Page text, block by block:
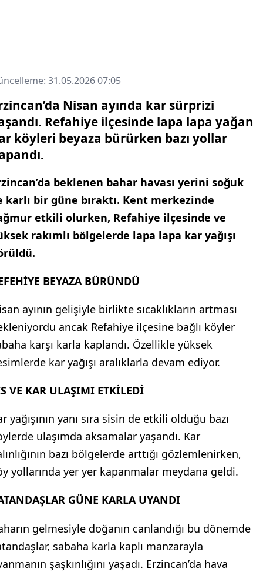
31.05.2026 07:05
Nisan ayında kar sürprizi
Refahiye ilçesinde lapa lapa yağan
köyleri beyaza bürürken bazı yollar
beklenen bahar havası yerini soğuk
karlı bir güne bıraktı. Kent merkezinde
etkili olurken, Refahiye ilçesinde ve
rakımlı bölgelerde lapa lapa kar yağışı
BEYAZA BÜRÜNDÜ
ayının gelişiyle birlikte sıcaklıkların artması
ancak Refahiye ilçesine bağlı köyler
karşı karla kaplandı. Özellikle yüksek
kar yağışı aralıklarla devam ediyor.
VE KAR ULAŞIMI ETKİLEDİ
yağışının yanı sıra sisin de etkili olduğu bazı
ulaşımda aksamalar yaşandı. Kar
bazı bölgelerde arttığı gözlemlenirken,
yollarında yer yer kapanmalar meydana geldi.
GÜNE KARLA UYANDI
gelmesiyle doğanın canlandığı bu dönemde
sabaha karla kaplı manzarayla
şaşkınlığını yaşadı. Erzincan’da hava